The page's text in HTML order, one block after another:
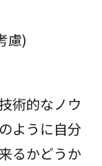
慮)
術的なノウ
ように自分
るかどうか